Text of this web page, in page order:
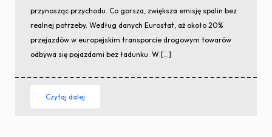
przynosząc przychodu. Co gorsza, zwiększa emisję spalin bez
realnej potrzeby. Według danych Eurostat, aż około 20%
przejazdów w europejskim transporcie drogowym towarów
odbywa się pojazdami bez ładunku. W […]
Czytaj dalej